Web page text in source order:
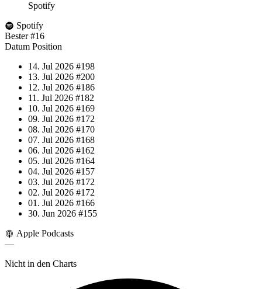
Spotify
Spotify
Bester #16
Datum Position
14. Jul 2026 #198
13. Jul 2026 #200
12. Jul 2026 #186
11. Jul 2026 #182
10. Jul 2026 #169
09. Jul 2026 #172
08. Jul 2026 #170
07. Jul 2026 #168
06. Jul 2026 #162
05. Jul 2026 #164
04. Jul 2026 #157
03. Jul 2026 #172
02. Jul 2026 #172
01. Jul 2026 #166
30. Jun 2026 #155
Apple Podcasts
—
Nicht in den Charts